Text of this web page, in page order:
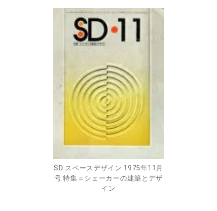
SD スペースデザイン 1975年11月
号 特集＝シェーカーの建築とデザ
イン